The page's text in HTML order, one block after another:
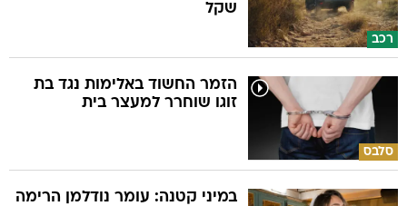
רכב
שקל
סלבס
הזמר החשוד באלימות נגד בת
זוגו שוחרר למעצר בית
במיני קטנה: עומר נודלמן הרימה